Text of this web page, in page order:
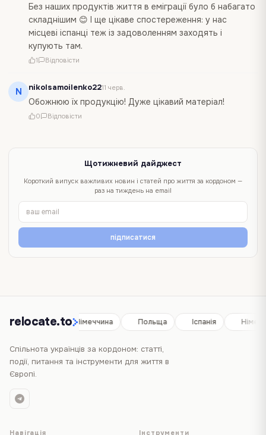
Без наших продуктів життя в еміграції було б набагато
складнішим 😊 І ще цікаве спостереження: у нас
місцеві іспанці теж із задоволенням заходять і
купують там.
1 Відповісти
N nikolsamoilenko2211 черв.
Обожнюю їх продукцію! Дуже цікавий матеріал!
0 Відповісти
Щотижневий дайджест
Короткий випуск важливих новин і статей про життя за кордоном —
раз на тиждень на email
підписатися
relocate.to
Іспанія Німеччина Польща Іспанія
Спільнота українців за кордоном: статті,
події, питання та інструменти для життя в
Європі.
Навігація Інструменти